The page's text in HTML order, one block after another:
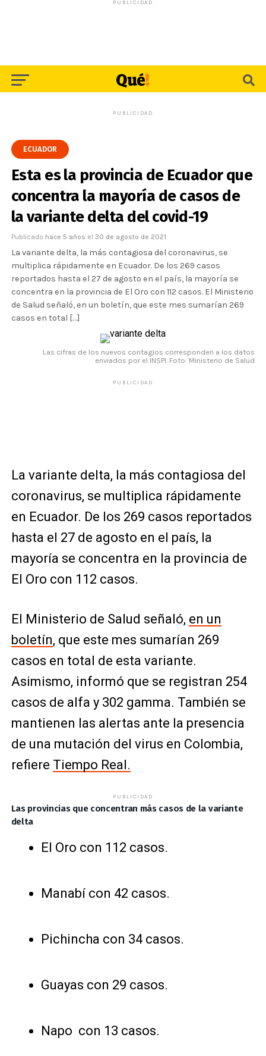
PUBLICIDAD
PUBLICIDAD
ECUADOR
Esta es la provincia de Ecuador que
concentra la mayoría de casos de
la variante delta del covid-19
Publicado hace 5 años el 30 de agosto de 2021
La variante delta, la más contagiosa del coronavirus, se
multiplica rápidamente en Ecuador. De los 269 casos
reportados hasta el 27 de agosto en el país, la mayoría se
concentra en la provincia de El Oro con 112 casos. El Ministerio
de Salud señaló, en un boletín, que este mes sumarían 269
casos en total […]
Las cifras de los nuevos contagios corresponden a los datos
enviados por el INSPI. Foto: Ministerio de Salud
PUBLICIDAD
La variante delta, la más contagiosa del
coronavirus, se multiplica rápidamente
en Ecuador. De los 269 casos reportados
hasta el 27 de agosto en el país, la
mayoría se concentra en la provincia de
El Oro con 112 casos.
El Ministerio de Salud señaló, en un
boletín, que este mes sumarían 269
casos en total de esta variante.
Asimismo, informó que se registran 254
casos de alfa y 302 gamma. También se
mantienen las alertas ante la presencia
de una mutación del virus en Colombia,
refiere Tiempo Real.
PUBLICIDAD
Las provincias que concentran más casos de la variante
delta
El Oro con 112 casos.
Manabí con 42 casos.
Pichincha con 34 casos.
Guayas con 29 casos.
Napo con 13 casos.